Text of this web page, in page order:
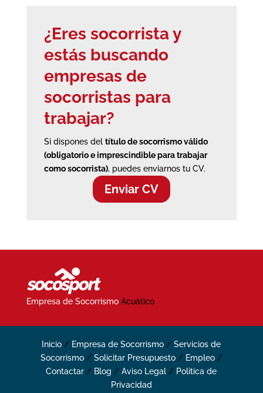
¿Eres socorrista y
estás buscando
empresas de
socorristas para
trabajar?
Si dispones del título de socorrismo válido
(obligatorio e imprescindible para trabajar
como socorrista), puedes enviarnos tu CV.
Enviar CV
Empresa de SocorrismoAcuático
Inicio / Empresa de Socorrismo /Servicios de
Socorrismo/ Solicitar Presupuesto / Empleo/
Contactar / Blog /Aviso Legal / Política de
Privacidad